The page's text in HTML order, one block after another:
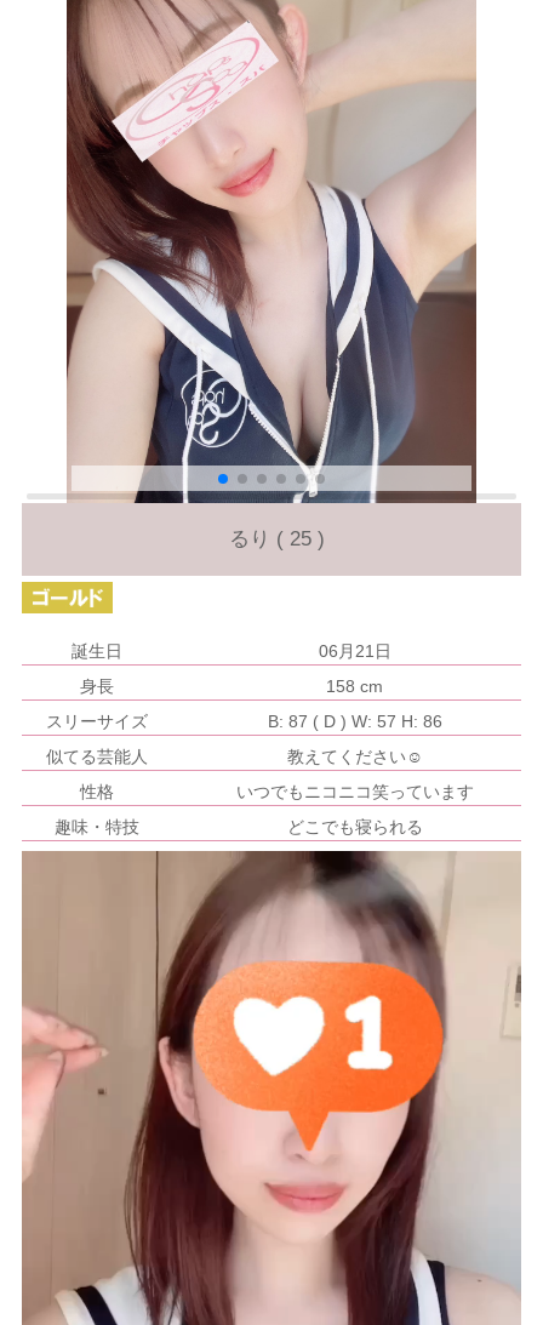
るり ( 25 )
誕生日
06月21日
身長
158 cm
スリーサイズ
B: 87 ( D ) W: 57 H: 86
似てる芸能人
教えてください☺
性格
いつでもニコニコ笑っています
趣味・特技
どこでも寝られる